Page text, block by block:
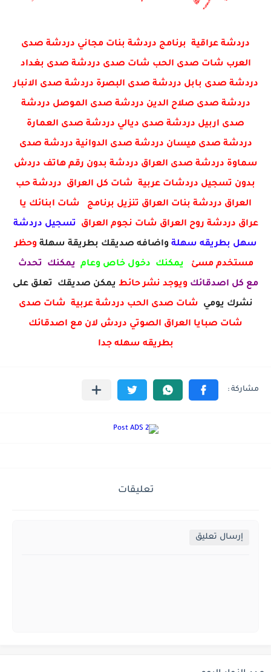
دردشة عراقية برنامج دردشة بنات مجاني دردشة صدى
العرب شات صدى الحب شات صدى دردشة صدى بغداد
دردشة صدى بابل دردشة صدى البصرة دردشة صدى الانبار
دردشة صدى صلاح الدين دردشة صدى الموصل دردشة
صدى اربيل دردشة صدى ديالي دردشة صدى العمارة
دردشة صدى ميسان دردشة صدى الدوانية دردشة صدى
سماوة دردشة صدى العراق دردشة بدون رقم هاتف دردش
بدون تسجيل دردشات عربية شات كل العراق دردشة حب
العراق دردشة بنات العراق تنزيل برنامج شات ابنائك يا
عراق دردشة روح العراق شات نجوم العراق تسجيل دردشة
سهل بطريقه سهلة واضافه صديقك بطريقة سهلة وحظر
مستخدم مسئ يمكنك دخول خاص وعام يمكنك تحدث
مع كل اصدقائك ويوجد نشر حائط يمكن صديقك تعلق على
نشرك يومي شات صدى الحب دردشة عربية شات صدى
شات صبايا العراق الصوتي دردش لان مع اصدقائك
بطريقه سهله جدا
تعليقات
إرسال تعليق